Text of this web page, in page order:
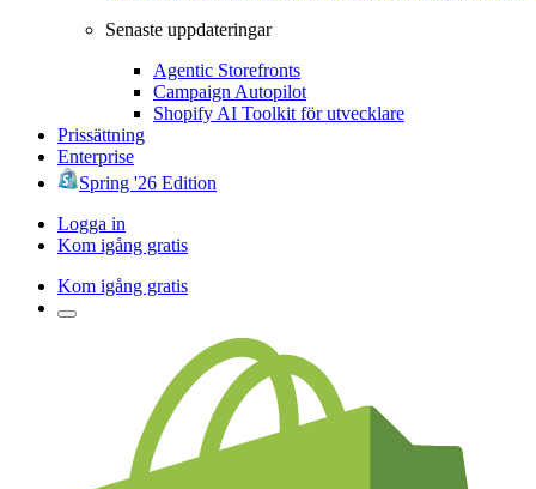
Senaste uppdateringar
Agentic Storefronts
Campaign Autopilot
Shopify AI Toolkit för utvecklare
Prissättning
Enterprise
Spring '26 Edition
Logga in
Kom igång gratis
Kom igång gratis